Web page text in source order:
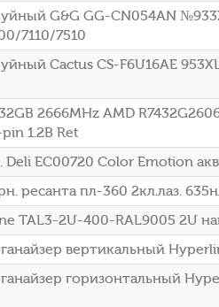
G&G GG-CN054AN
7110/7510
Cactus CS-F6U16AE
2666MHz AMD
1.2В Ret
EC00720 Color Emotion
ресанта пл-360 2кл.лаз.
TAL3-2U-400-RAL9005 2U
вертикальный
горизонтальный